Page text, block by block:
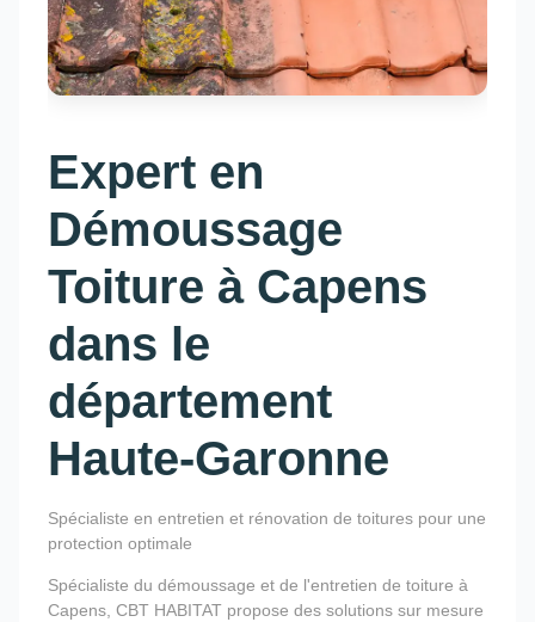
Expert en
Démoussage
Toiture à Capens
dans le
département
Haute-Garonne
Spécialiste en entretien et rénovation de toitures pour une
protection optimale
Spécialiste du démoussage et de l'entretien de toiture à
Capens, CBT HABITAT propose des solutions sur mesure